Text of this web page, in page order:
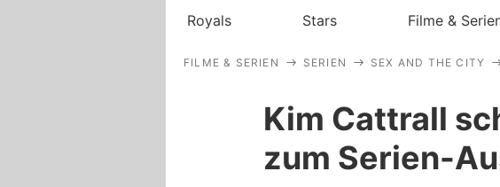
Royals Stars Filme &
FILME & SERIEN SERIEN SEX AND THE CITY
Kim Cattrall
zum Serien-